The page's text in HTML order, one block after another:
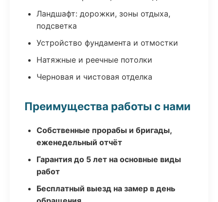
Ландшафт: дорожки, зоны отдыха,
подсветка
Устройство фундамента и отмостки
Натяжные и реечные потолки
Черновая и чистовая отделка
Преимущества работы с нами
Собственные прорабы и бригады,
еженедельный отчёт
Гарантия до 5 лет на основные виды
работ
Бесплатный выезд на замер в день